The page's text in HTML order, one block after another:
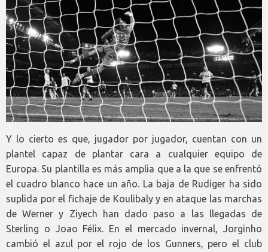
Y lo cierto es que, jugador por jugador, cuentan con un
plantel capaz de plantar cara a cualquier equipo de
Europa. Su plantilla es más amplia que a la que se enfrentó
el cuadro blanco hace un año. La baja de Rudiger ha sido
suplida por el fichaje de Koulibaly y en ataque las marchas
de Werner y Ziyech han dado paso a las llegadas de
Sterling o Joao Félix. En el mercado invernal, Jorginho
cambió el azul por el rojo de los Gunners, pero el club